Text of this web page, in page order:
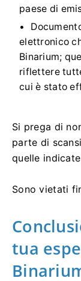
paese di
elettronico
Binarium;
riflettere
cui è stato
Si prega di
parte di
quelle
Sono vietati
tua